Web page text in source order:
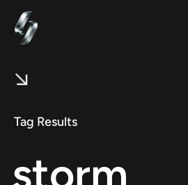
Tag Results
storm